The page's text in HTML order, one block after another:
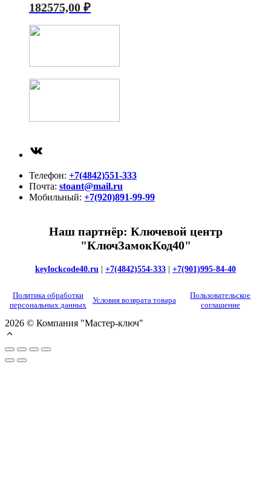
182575,00 ₽
Телефон: +7(4842)551-333
Почта: stoant@mail.ru
Мобильный: +7(920)891-99-99
Наш партнёр: Ключевой центр
"КлючЗамокКод40"
keylockcode40.ru +7(4842)554-333 +7(901)995-84-40
Политика обработки
персональных данных
Условия возврата товара
Пользовательское
соглашение
2026 © Компания "Мастер-ключ"